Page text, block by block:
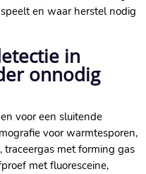
en waar herstel nodig
in
onnodig
voor een sluitende
voor warmtesporen,
traceergas met forming gas
met fluoresceine,